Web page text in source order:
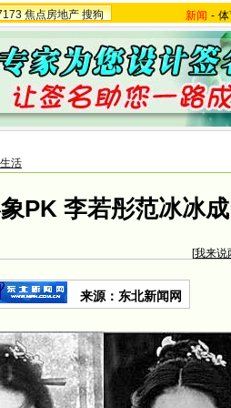
焦点房地产 搜狗 新闻 -
活
PK 李若彤范冰冰
[我来说
来源：东北新闻网